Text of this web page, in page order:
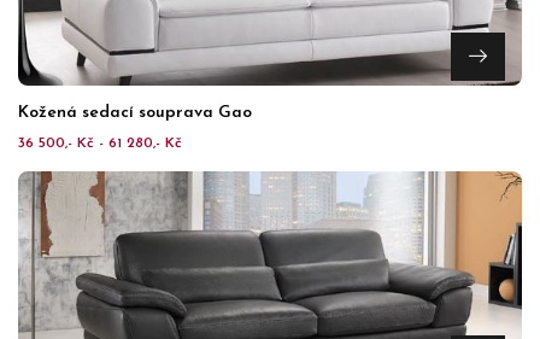
Kožená sedací souprava Gao
36 500,- Kč - 61 280,- Kč